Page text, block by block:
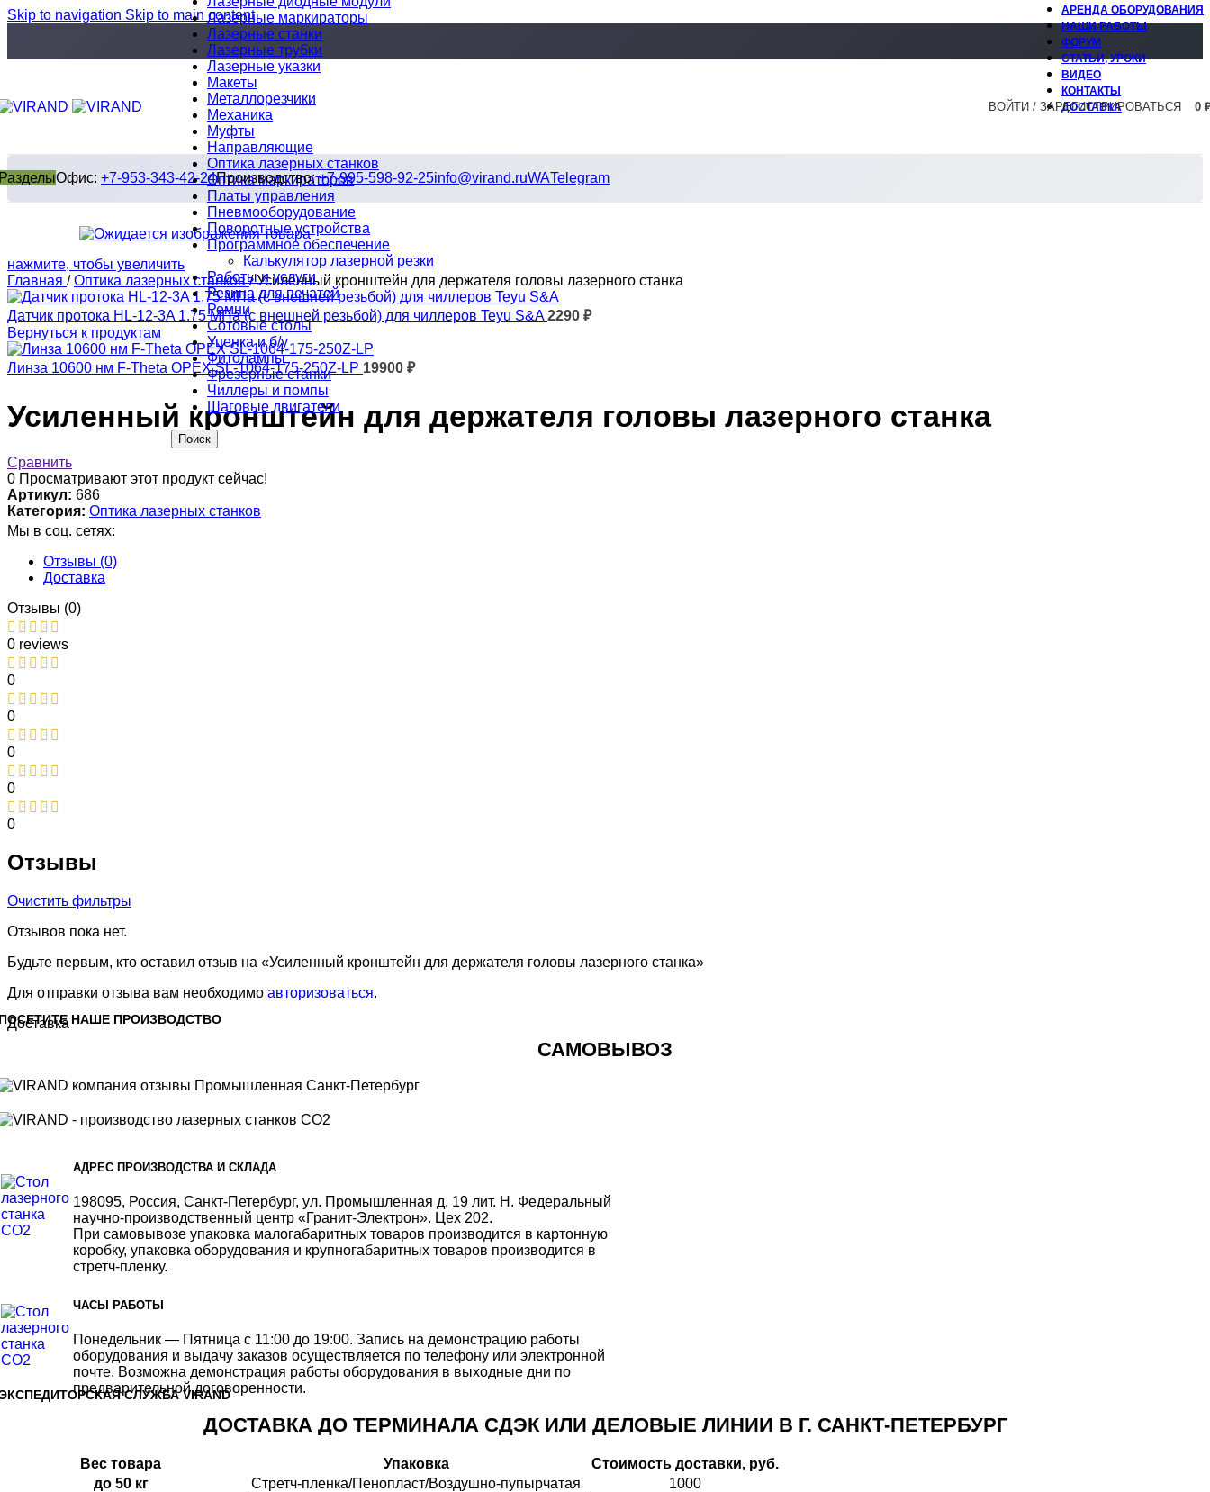
Skip to navigation Skip to main content
АРЕНДА ОБОРУДОВАНИЯ
НАШИ РАБОТЫ
ФОРУМ
СТАТЬИ, УРОКИ
ВИДЕО
КОНТАКТЫ
ДОСТАВКА
Лазерные маркираторы
Лазерные станки
Лазерные трубки
Лазерные указки
Макеты
Металлорезчики
Механика
Муфты
Направляющие
Оптика лазерных станков
Оптика маркираторов
Платы управления
Пневмооборудование
Поворотные устройства
Программное обеспечение
Калькулятор лазерной резки
Работы и услуги
Резина для печатей
Ремни
Сотовые столы
Уценка и б/у
Фитолампы
Фрезерные станки
Чиллеры и помпы
Шаговые двигатели
Поиск
ВОЙТИ / ЗАРЕГИСТРИРОВАТЬСЯ 0
Офис: +7-953-343-42-24Производство:+7-995-598-92-25info@virand.ruWATelegram
нажмите, чтобы увеличить
Главная / Оптика лазерных станков/ Усиленный кронштейн для держателя головы лазерного станка
Датчик протока HL-12-3A 1.75 МПа (с внешней резьбой) для чиллеров Teyu S&A2290 ₽
Вернуться к продуктам
Линза 10600 нм F-Theta OPEX SL-1064-175-250Z-LP 19900 ₽
Усиленный кронштейн для держателя головы лазерного станка
Сравнить
0 Просматривают этот продукт сейчас!
Артикул: 686
Категория: Оптика лазерных станков
Мы в соц. сетях:
Отзывы (0)
Доставка
Отзывы (0)
0 reviews
0
0
0
0
0
Отзывы
Очистить фильтры
Отзывов пока нет.
Будьте первым, кто оставил отзыв на «Усиленный кронштейн для держателя головы лазерного станка»
Для отправки отзыва вам необходимо авторизоваться.
Доставка НАШЕ ПРОИЗВОДСТВО
САМОВЫВОЗ
АДРЕС ПРОИЗВОДСТВА И СКЛАДА
198095, Россия, Санкт-Петербург, ул. Промышленная д. 19 лит. Н. Федеральный
научно-производственный центр «Гранит-Электрон». Цех 202.
При самовывозе упаковка малогабаритных товаров производится в картонную
коробку, упаковка оборудования и крупногабаритных товаров производится в
стретч-пленку.
ЧАСЫ РАБОТЫ
Понедельник — Пятница с 11:00 до 19:00. Запись на демонстрацию работы
оборудования и выдачу заказов осуществляется по телефону или электронной
почте. Возможна демонстрация работы оборудования в выходные дни по
предварительной договоренности.
СЛУЖБА VIRAND
ДОСТАВКА ДО ТЕРМИНАЛА СДЭК ИЛИ ДЕЛОВЫЕ ЛИНИИ В Г. САНКТ-ПЕТЕРБУРГ
Вес товара Упаковка
Стоимость доставки, руб.
до 50 кг
Стретч-пленка/Пенопласт/Воздушно-пупырчатая
1000